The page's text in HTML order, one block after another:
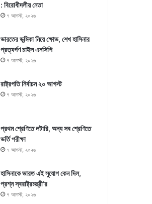
: বিরোধীদলীয় নেতা
৭ আগস্ট, ২০২৬
ভারতের ভূমিকা নিয়ে ক্ষোভ, শেখ হাসিনার
প্রত্যর্পণ চাইল এনসিপি
৭ আগস্ট, ২০২৬
রাষ্ট্রপতি নির্বাচন ২০ আগস্ট
৭ আগস্ট, ২০২৬
প্রথম শ্রেণিতে লটারি, অন্য সব শ্রেণিতে
ভর্তি পরীক্ষা
৭ আগস্ট, ২০২৬
হাসিনাকে ভারত এই সুযোগ কেন দিল,
প্রশ্ন স্বরাষ্ট্রমন্ত্রী’র
৭ আগস্ট, ২০২৬